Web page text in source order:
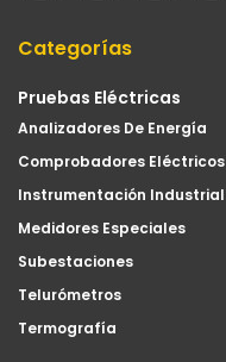
Categorías
Pruebas Eléctricas
Analizadores De Energía
Comprobadores Eléctricos
Instrumentación Industrial
Medidores Especiales
Subestaciones
Telurómetros
Termografía